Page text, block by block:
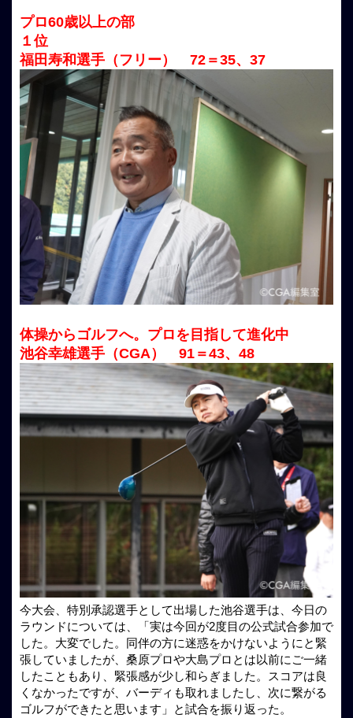
プロ60歳以上の部
１位
福田寿和選手（フリー） 72＝35、37
体操からゴルフへ。プロを目指して進化中
池谷幸雄選手（CGA） 91＝43、48
今大会、特別承認選手として出場した池谷選手は、今日の
ラウンドについては、「実は今回が2度目の公式試合参加で
した。大変でした。同伴の方に迷惑をかけないようにと緊
張していましたが、桑原プロや大島プロとは以前にご一緒
したこともあり、緊張感が少し和らぎました。スコアは良
くなかったですが、バーディも取れましたし、次に繋がる
ゴルフができたと思います」と試合を振り返った。